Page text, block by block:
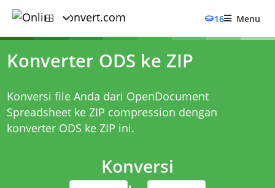
16 Menu
Konverter ODS ke ZIP
Konversi file Anda dari OpenDocument
Spreadsheet ke ZIP compression dengan
konverter ODS ke ZIP ini.
Konversi